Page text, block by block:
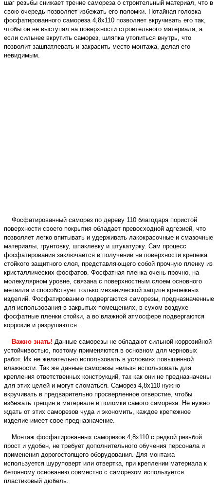
шаг резьбы снижает трение самореза о строительный материал, что в
свою очередь позволяет избежать его поломки. Потайная головка
фосфатированного самореза 4,8х110 позволяет вкручивать его так,
чтобы он не выступал на поверхности строительного материала, а
если сильнее вкрутить саморез, шляпка утопиться внутрь, что
позволит зашпатлевать и закрасить место монтажа, делая его
невидимым.
Фосфатированный саморез по дереву 110 благодаря пористой
поверхности своего покрытия обладает превосходной адгезией, что
позволяет легко впитывать и удерживать лакокрасочные и смазочные
материалы, грунтовку, шпаклевку и штукатурку. Сам процесс
фосфатирования заключается в получении на поверхности крепежа
стойкого защитного слоя, представляющего собой прочную пленку из
кристаллических фосфатов. Фосфатная пленка очень прочно, на
молекулярном уровне, связана с поверхностным слоем основного
металла и способствует только механической защите крепежных
изделий. Фосфатированию подвергаются саморезы, предназначенные
для использования в закрытых помещениях, в сухом воздухе
фосфатные пленки стойки, а во влажной атмосфере подвергаются
коррозии и разрушаются.
Важно знать! Данные саморезы не обладают сильной коррозийной
устойчивостью, поэтому применяются в основном для черновых
работ. Их не желательно использовать в условиях повышенной
влажности. Так же данные саморезы нельзя использовать для
крепления ответственных конструкций, так как они не предназначены
для этих целей и могут сломаться. Саморез 4,8х110 нужно
вкручивать в предварительно просверленное отверстие, чтобы
избежать трещин в материале и поломки самого самореза. Не нужно
ждать от этих саморезов чуда и экономить, каждое крепежное
изделие имеет свое предназначение.
Монтаж фосфатированных саморезов 4,8х110 с редкой резьбой
прост и удобен, не требует дополнительного обучения персонала и
применения дорогостоящего оборудования. Для монтажа
используется шуруповерт или отвертка, при креплении материала к
бетонному основанию совместно с саморезом используется
пластиковый дюбель.